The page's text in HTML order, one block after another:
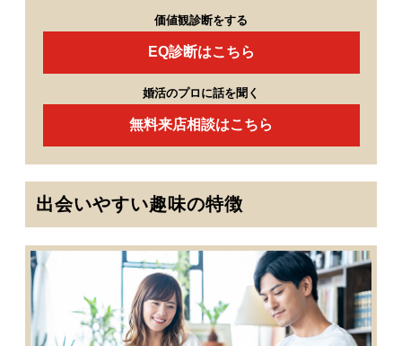
価値観診断をする
EQ診断はこちら
婚活のプロに話を聞く
無料来店相談はこちら
出会いやすい趣味の特徴